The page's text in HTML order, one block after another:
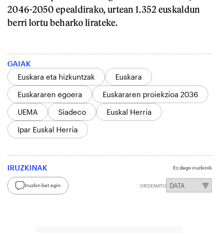
2046-2050 epealdirako, urtean 1.352 euskaldun
berri lortu beharko lirateke.
GAIAK
Euskara eta hizkuntzak
Euskara
Euskararen egoera
Euskararen proiekzioa 2036
UEMA
Siadeco
Euskal Herria
Ipar Euskal Herria
IRUZKINAK Ez dago iruzkinik
Iruzkin bat egin ORDENATU